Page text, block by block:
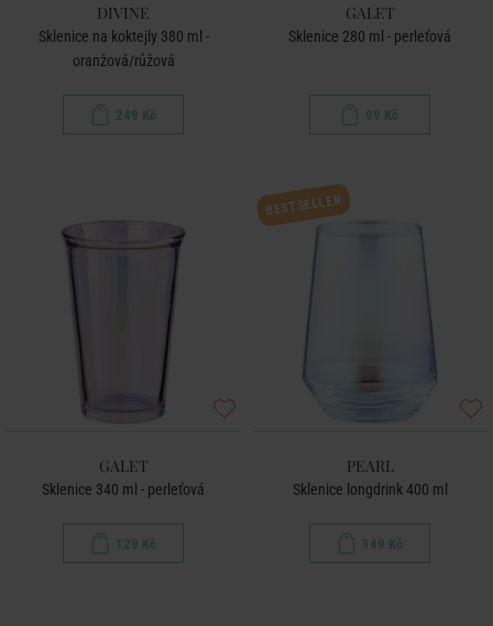
DIVINE
Sklenice na koktejly 380 ml -
oranžová/růžová
249 Kč
GALET
Sklenice 280 ml - perleťová
99 Kč
GALET
Sklenice 340 ml - perleťová
129 Kč
BESTSELLER
PEARL
Sklenice longdrink 400 ml
149 Kč